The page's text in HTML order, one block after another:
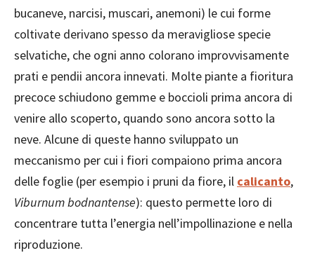
bucaneve, narcisi, muscari, anemoni) le cui forme
coltivate derivano spesso da meravigliose specie
selvatiche, che ogni anno colorano improvvisamente
prati e pendii ancora innevati. Molte piante a fioritura
precoce schiudono gemme e boccioli prima ancora di
venire allo scoperto, quando sono ancora sotto la
neve. Alcune di queste hanno sviluppato un
meccanismo per cui i fiori compaiono prima ancora
delle foglie (per esempio i pruni da fiore, il calicanto,
Viburnum bodnantense): questo permette loro di
concentrare tutta l’energia nell’impollinazione e nella
riproduzione.